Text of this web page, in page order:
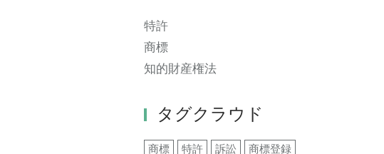
特許
商標
知的財産権法
タグクラウド
商標 特許 訴訟
商標登録